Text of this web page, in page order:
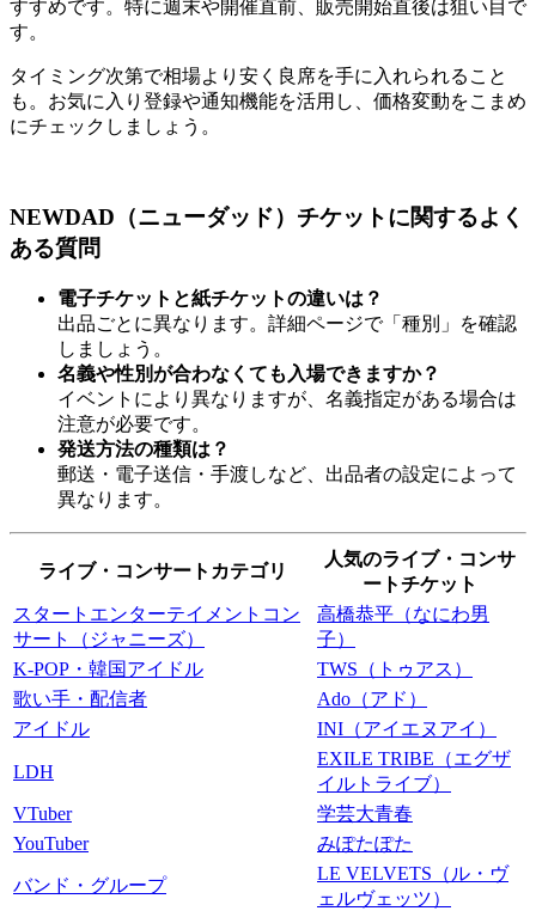
すすめです。特に週末や開催直前、販売開始直後は狙い目で
す。
タイミング次第で相場より安く良席を手に入れられること
も。お気に入り登録や通知機能を活用し、価格変動をこまめ
にチェックしましょう。
NEWDAD（ニューダッド）チケットに関するよく
ある質問
電子チケットと紙チケットの違いは？
出品ごとに異なります。詳細ページで「種別」を確認
しましょう。
名義や性別が合わなくても入場できますか？
イベントにより異なりますが、名義指定がある場合は
注意が必要です。
発送方法の種類は？
郵送・電子送信・手渡しなど、出品者の設定によって
異なります。
ライブ・コンサートカテゴリ
人気のライブ・コンサ
ートチケット
スタートエンターテイメントコン
サート（ジャニーズ）
高橋恭平（なにわ男
子）
K-POP・韓国アイドル
TWS（トゥアス）
歌い手・配信者
Ado（アド）
アイドル
INI（アイエヌアイ）
LDH
EXILE TRIBE（エグザ
イルトライブ）
VTuber
学芸大青春
YouTuber
みぽたぽた
バンド・グループ
LE VELVETS（ル・ヴ
ェルヴェッツ）